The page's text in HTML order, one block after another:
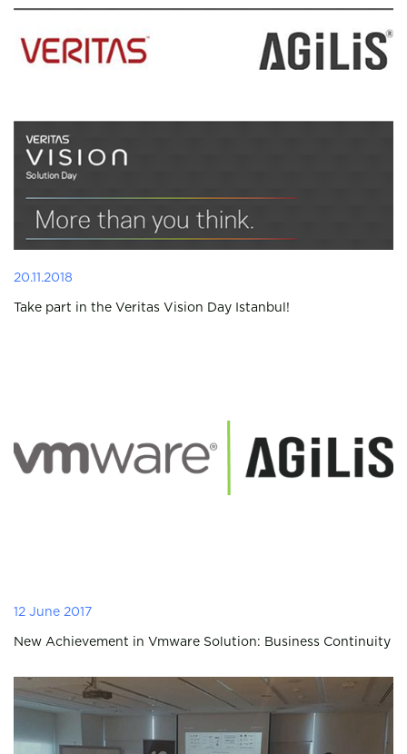
20.11.2018
Take part in the Veritas Vision Day Istanbul!
12 June 2017
New Achievement in Vmware Solution: Business Continuity